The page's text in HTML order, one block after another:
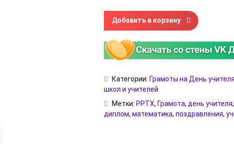
Количество товара Грамота
Добавить в корзину
Категории: Грамоты на День учителя
школ и учителей
Метки: PPTX, Грамота, день учителя,
диплом, математика, поздравления,